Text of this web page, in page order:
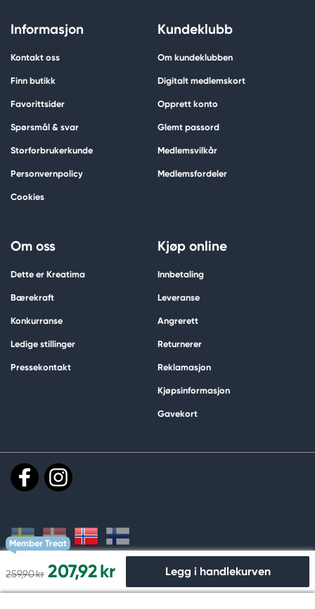
Member Treat
259,90 kr 207,92 kr Legg i handlekurven
Informasjon
Kontakt oss
Finn butikk
Favorittsider
Spørsmål & svar
Storforbrukerkunde
Personvernpolicy
Cookies
Kundeklubb
Om kundeklubben
Digitalt medlemskort
Opprett konto
Glemt passord
Medlemsvilkår
Medlemsfordeler
Om oss
Dette er Kreatima
Bærekraft
Konkurranse
Ledige stillinger
Pressekontakt
Kjøp online
Innbetaling
Leveranse
Angrerett
Returnerer
Reklamasjon
Kjøpsinformasjon
Gavekort